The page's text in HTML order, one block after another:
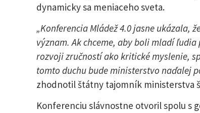
dynamicky sa meniaceho sveta.
„Konferencia Mládež 4.0 jasne ukázala,
význam. Ak chceme, aby boli mladí
rozvoji zručností ako kritické myslenie,
tomto duchu bude ministerstvo naďalej
zhodnotil štátny tajomník ministerstva
Konferenciu slávnostne otvoril spolu s